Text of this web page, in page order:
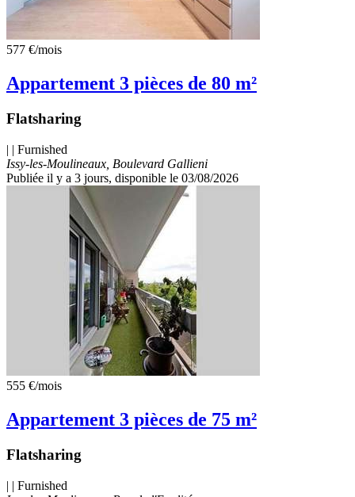
577 €/mois
Appartement 3 pièces de 80 m²
Flatsharing
| | Furnished
Issy-les-Moulineaux, Boulevard Gallieni
Publiée il y a 3 jours, disponible le 03/08/2026
555 €/mois
Appartement 3 pièces de 75 m²
Flatsharing
| | Furnished